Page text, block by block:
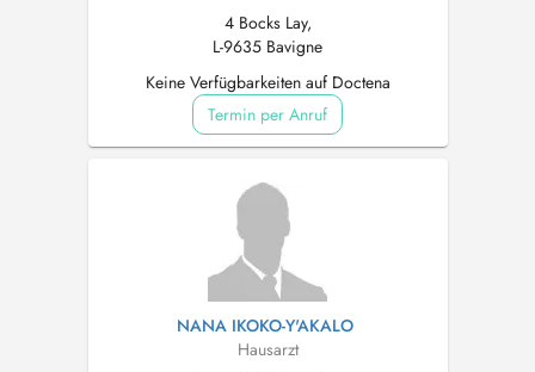
4 Bocks Lay,
L-9635 Bavigne
Keine Verfügbarkeiten auf Doctena
Termin per Anruf
NANA IKOKO-Y'AKALO
Hausarzt